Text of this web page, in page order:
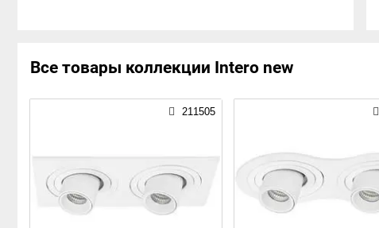
Все товары коллекции Intero new
211505